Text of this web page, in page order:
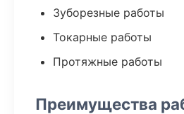
Зуборезные работы
Токарные работы
Протяжные работы
Преимущества